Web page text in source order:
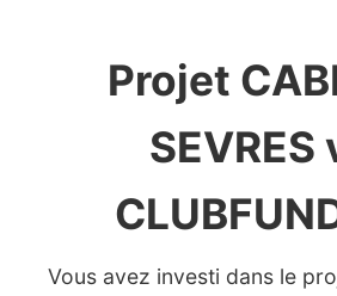
Projet
SEVRES
Vous avez investi dans le